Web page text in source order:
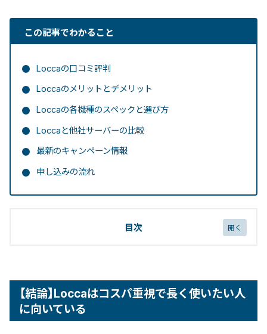
この記事でわかること
Loccaの口コミ評判
Loccaのメリットとデメリット
Loccaの各機種のスペックと選び方
Loccaと他社サーバーの比較
最新のキャンペーン情報
申し込みの流れ
目次
ている
Loccaの口コミ評判を徹底調査｜SNS・第三者調査
から見えた実態
【結論】Loccaはコスパ重視で長く使いたい人
に向いている